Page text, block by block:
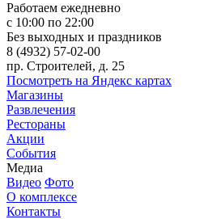
Работаем ежедневно
c 10:00 по 22:00
Без выходных и праздников
8 (4932) 57-02-00
пр. Строителей, д. 25
Посмотреть на Яндекс картах
Магазины
Развлечения
Рестораны
Акции
События
Медиа
Видео Фото
О комплексе
Контакты